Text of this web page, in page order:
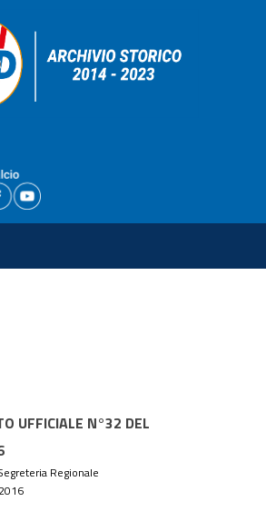
UFFICIALE N°32 DEL
Regionale